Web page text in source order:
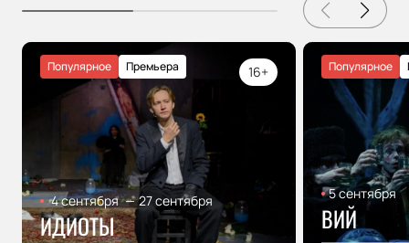
Популярное Премьера 16+
4 сентября — 27 сентября
ИДИОТЫ
Популярное
5 сентября
ВИЙ